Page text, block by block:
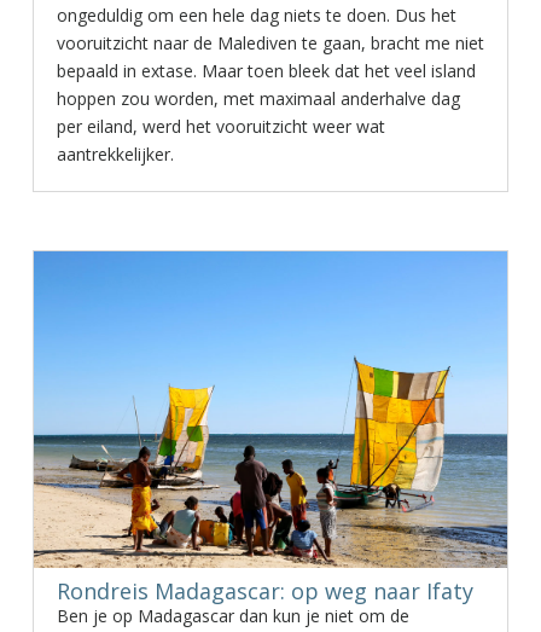
ongeduldig om een hele dag niets te doen. Dus het
vooruitzicht naar de Malediven te gaan, bracht me niet
bepaald in extase. Maar toen bleek dat het veel island
hoppen zou worden, met maximaal anderhalve dag
per eiland, werd het vooruitzicht weer wat
aantrekkelijker.
Rondreis Madagascar: op weg naar Ifaty
Ben je op Madagascar dan kun je niet om de